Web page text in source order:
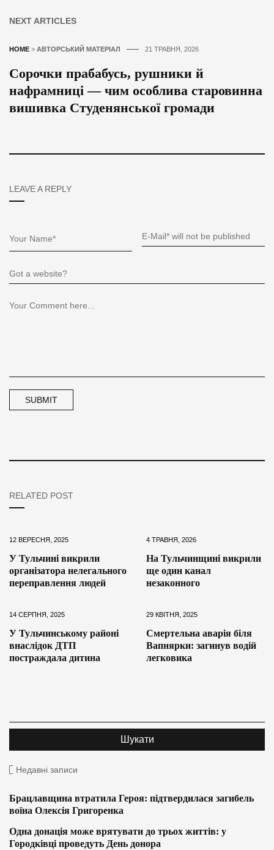
NEXT ARTICLES
HOME > АВТОРСЬКИЙ МАТЕРІАЛ 21 ТРАВНЯ, 2026
Сорочки прабабусь, рушники й
нафрамниці — чим особлива старовинна
вишивка Студенянської громади
LEAVE A REPLY
RELATED POST
12 ВЕРЕСНЯ, 2025
У Тульчині викрили
організатора нелегального
переправлення людей
4 ТРАВНЯ, 2026
На Тульчинщині викрили
ще один канал
незаконного
14 СЕРПНЯ, 2025
У Тульчинському районі
внаслідок ДТП
постраждала дитина
29 КВІТНЯ, 2025
Смертельна аварія біля
Вапнярки: загинув водій
легковика
Недавні записи
Брацлавщина втратила Героя: підтвердилася загибель
воїна Олексія Григоренка
Одна донація може врятувати до трьох життів: у
Городківці проведуть День донора